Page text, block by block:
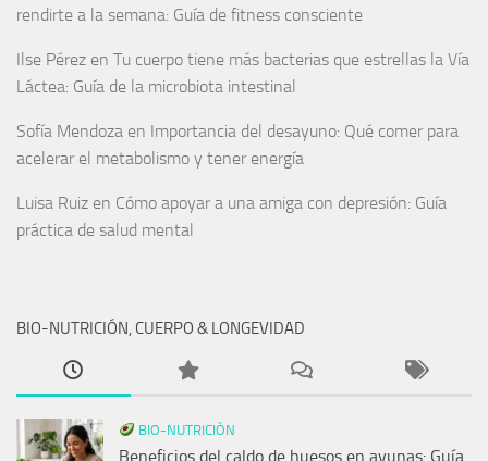
rendirte a la semana: Guía de fitness consciente
Ilse Pérez en Tu cuerpo tiene más bacterias que estrellas la Vía
Láctea: Guía de la microbiota intestinal
Sofía Mendoza en Importancia del desayuno: Qué comer para
acelerar el metabolismo y tener energía
Luisa Ruiz en Cómo apoyar a una amiga con depresión: Guía
práctica de salud mental
BIO-NUTRICIÓN, CUERPO & LONGEVIDAD
BIO-NUTRICIÓN
Beneficios del caldo de huesos en ayunas: Guía